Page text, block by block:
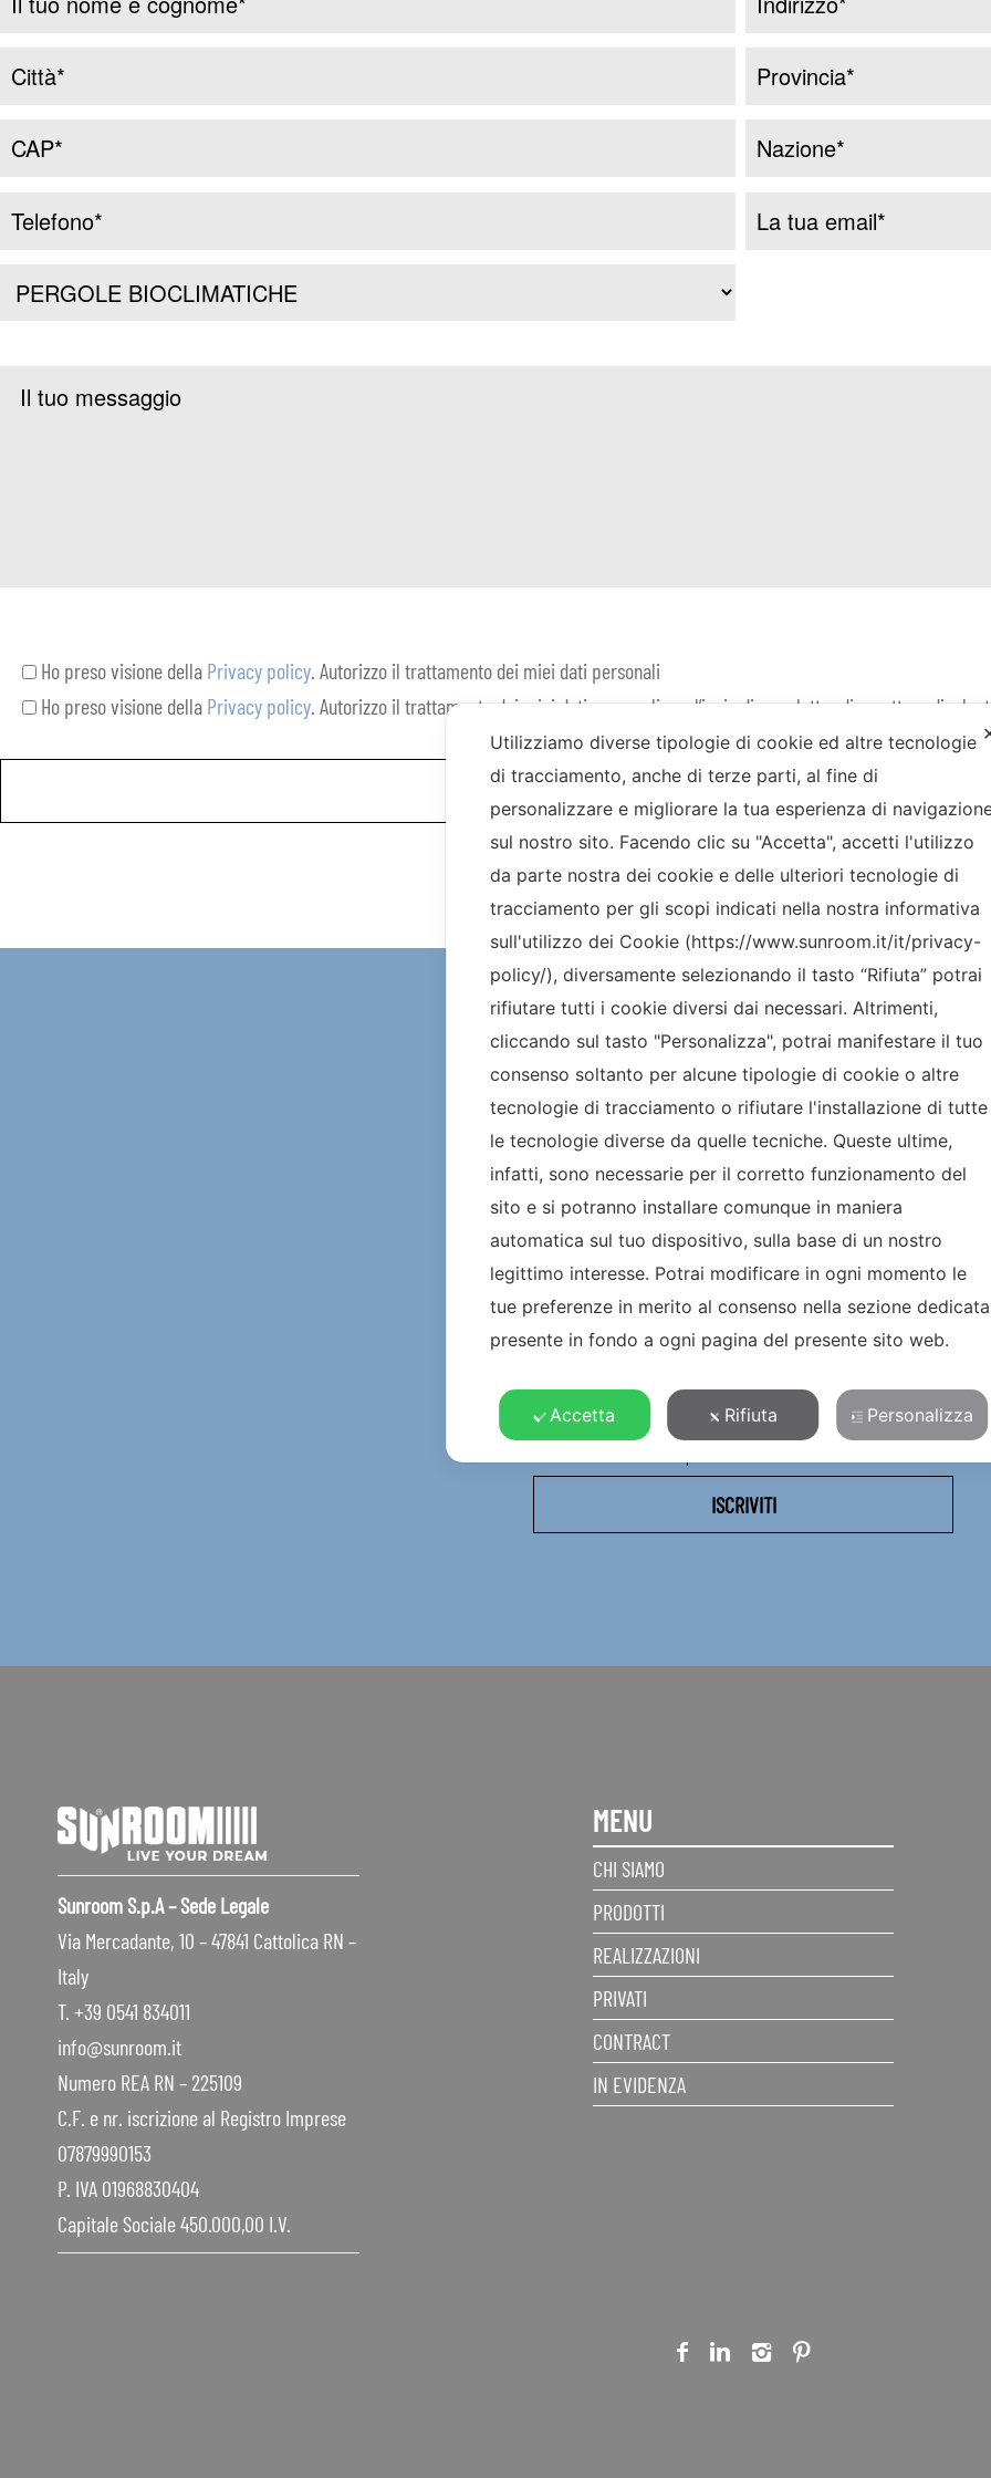
Ho preso visione della Privacy policy . Autorizzo il trattamento dei miei dati personali
Ho preso visione della Privacy policy . Autorizzo il trattamento dei miei dati personali per l’invio di newsletter di carattere
NEWSLETTER
VUOI RESTARE
AGGIORNATO SULLE
Ho preso visione della Privacy policy. Autorizzo il trattamento dei miei
dati personali per l’invio di newsletter di carattere divulgativo e
Sunroom S.p.A – Sede Legale
Via Mercadante, 10 – 47841 Cattolica RN –
Italy
T. +39 0541 834011
info@sunroom.it
Numero REA RN – 225109
C.F. e nr. iscrizione al Registro Imprese
07879990153
P. IVA 01968830404
Capitale Sociale 450.000,00 I.V.
MENU
CHI SIAMO
PRODOTTI
REALIZZAZIONI
PRIVATI
CONTRACT
IN EVIDENZA
Utilizziamo diverse tipologie di cookie ed altre tecnologie
di tracciamento, anche di terze parti, al fine di
personalizzare e migliorare la tua esperienza di
sul nostro sito. Facendo clic su "Accetta", accetti l'utilizzo
da parte nostra dei cookie e delle ulteriori tecnologie di
tracciamento per gli scopi indicati nella nostra informativa
sull'utilizzo dei Cookie (https://www.sunroom.it/it/privacy-
policy/), diversamente selezionando il tasto “Rifiuta” potrai
rifiutare tutti i cookie diversi dai necessari. Altrimenti,
cliccando sul tasto "Personalizza", potrai manifestare il tuo
consenso soltanto per alcune tipologie di cookie o altre
tecnologie di tracciamento o rifiutare l'installazione di tutte
le tecnologie diverse da quelle tecniche. Queste ultime,
infatti, sono necessarie per il corretto funzionamento del
sito e si potranno installare comunque in maniera
automatica sul tuo dispositivo, sulla base di un nostro
legittimo interesse. Potrai modificare in ogni momento le
tue preferenze in merito al consenso nella sezione
presente in fondo a ogni pagina del presente sito web.
Accetta Rifiuta Personalizza